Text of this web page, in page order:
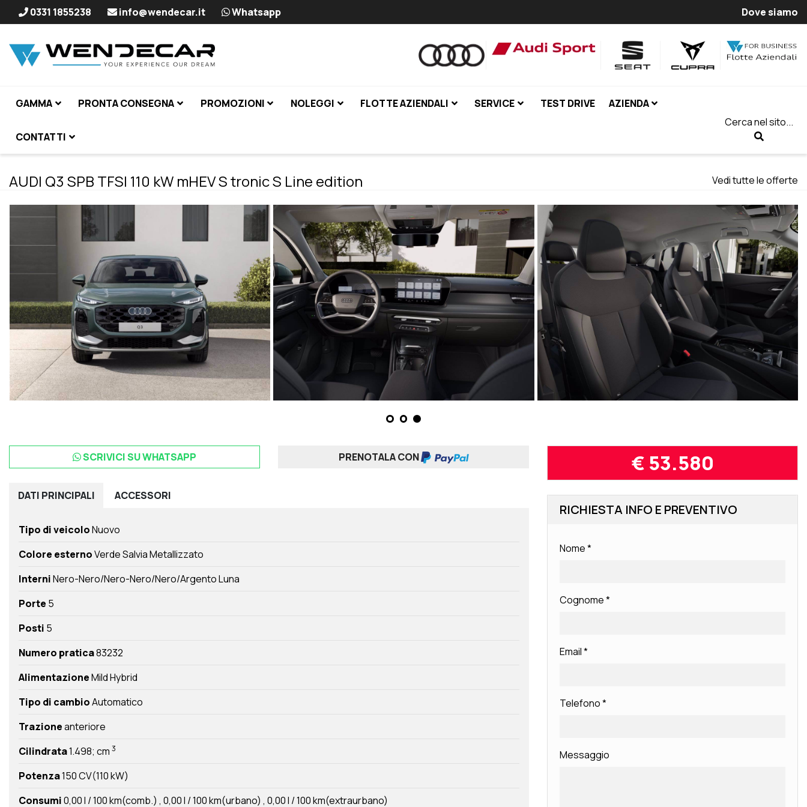
0331 1855238 info@wendecar.it Whatsapp Dove siamo
GAMMA PRONTA CONSEGNA PROMOZIONI NOLEGGI FLOTTE AZIENDALI SERVICE TEST DRIVE AZIENDA
CONTATTI
Cerca nel sito...
AUDI Q3 SPB TFSI 110 kW mHEV S tronic S Line edition Vedi tutte le offerte
SCRIVICI SU WHATSAPP PRENOTALA CON
DATI PRINCIPALI ACCESSORI
Tipo di veicoloNuovo
Colore esternoVerde Salvia Metallizzato
InterniNero-Nero/Nero-Nero/Nero/Argento Luna
Porte 5
Posti 5
Numero pratica83232
AlimentazioneMild Hybrid
Tipo di cambioAutomatico
Trazioneanteriore
Cilindrata1.498; cm 3
Potenza150 CV(110 kW)
Consumi0,00 l / 100 km(comb.) 0,00 l / 100 km(urbano) 0,00 l / 100 km(extraurbano)
€ 53.580
RICHIESTA INFO E PREVENTIVO
Nome*
Cognome*
Email*
Telefono*
Messaggio